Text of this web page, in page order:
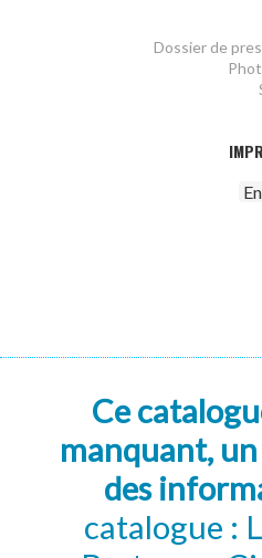
Dossier de
Ce
manquant,
des
catalogue :